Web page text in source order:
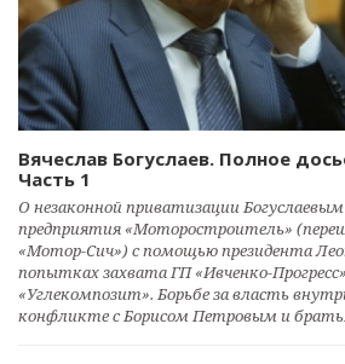
Вячеслав Богуслаев. Полное
Часть 1
О незаконной приватизации
предприятия «Моторостроитель»
«Мотор-Сич») с помощью президента
попытках захвата ГП «Ивченко-
«Углекомпозит». Борьбе за власть
конфликте с Борисом Петровым и